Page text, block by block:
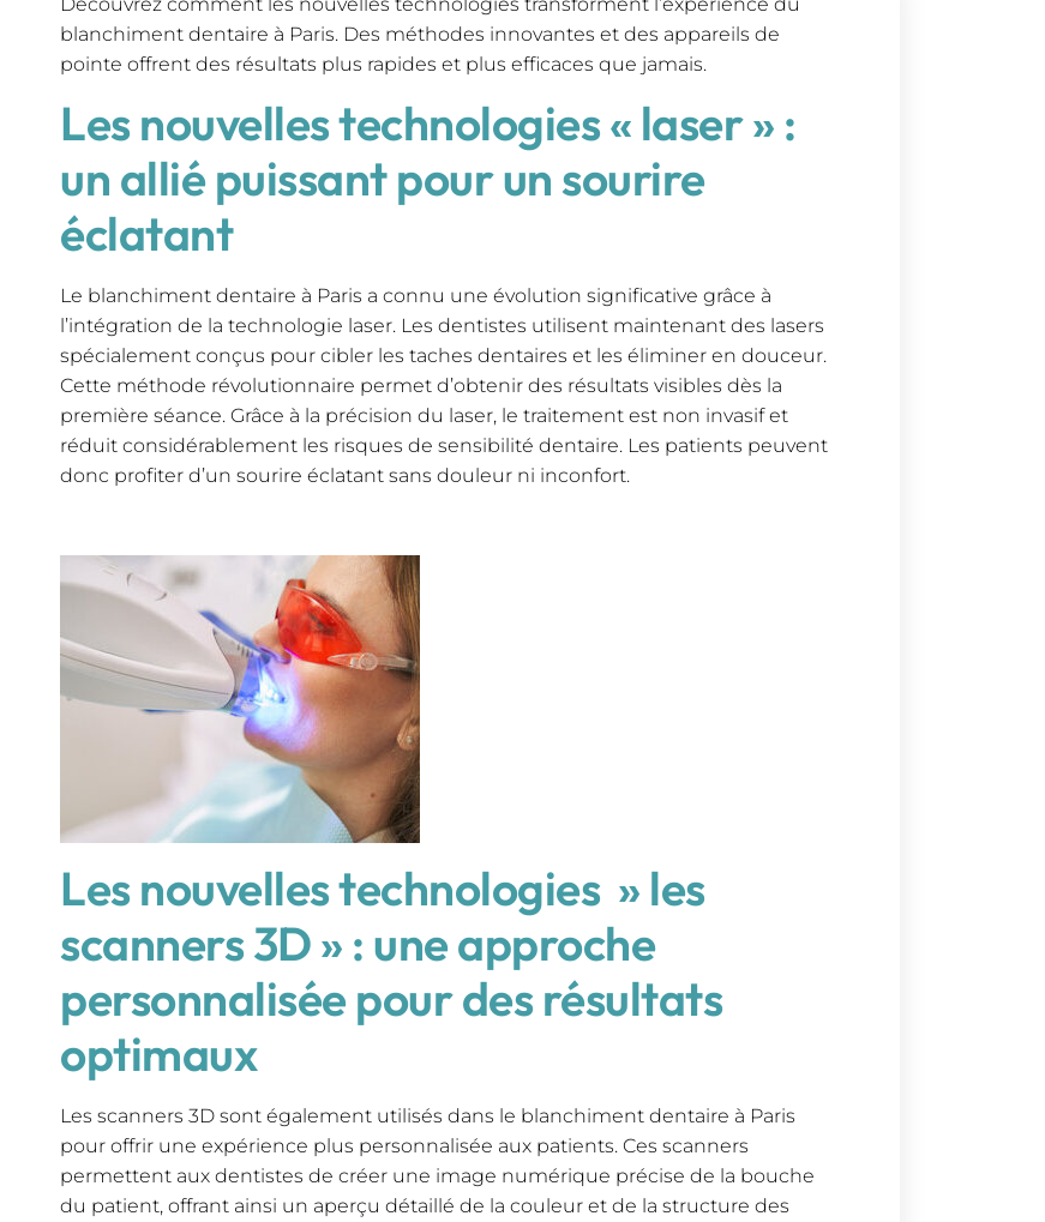
blanchiment dentaire à Paris. Des méthodes innovantes et des appareils de
pointe offrent des résultats plus rapides et plus efficaces que jamais.
Les nouvelles technologies « laser » :
un allié puissant pour un sourire
éclatant
Le blanchiment dentaire à Paris a connu une évolution significative grâce à
l’intégration de la technologie laser. Les dentistes utilisent maintenant des lasers
spécialement conçus pour cibler les taches dentaires et les éliminer en douceur.
Cette méthode révolutionnaire permet d’obtenir des résultats visibles dès la
première séance. Grâce à la précision du laser, le traitement est non invasif et
réduit considérablement les risques de sensibilité dentaire. Les patients peuvent
donc profiter d’un sourire éclatant sans douleur ni inconfort.
Les nouvelles technologies » les
scanners 3D » : une approche
personnalisée pour des résultats
optimaux
Les scanners 3D sont également utilisés dans le blanchiment dentaire à Paris
pour offrir une expérience plus personnalisée aux patients. Ces scanners
permettent aux dentistes de créer une image numérique précise de la bouche
du patient, offrant ainsi un aperçu détaillé de la couleur et de la structure des